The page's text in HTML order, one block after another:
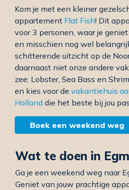
Kom je met een kleiner
appartement Flat Fish! Dit
voor 3 personen, waar je
en misschien nog wel
schitterende uitzicht op de
daarnaast niet onze andere
zee: Lobster, Sea Bass en
en kies voor de vakantiehuis
Holland die het beste bij jou
Boek een weekend weg
Wat te doen in
Ga je een weekend weg naar
Geniet van jouw prachtige